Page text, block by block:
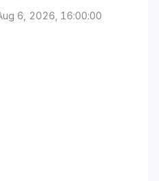
6, 2026, 16:00:00